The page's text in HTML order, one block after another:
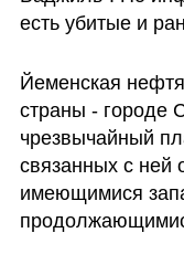
есть убитые и
Йеменская
страны - городе
чрезвычайный
связанных с ней
имеющимися